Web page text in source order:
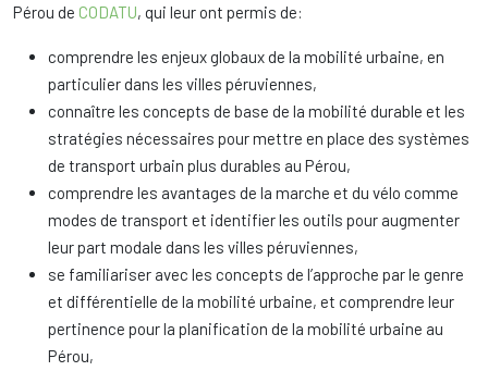
Pérou de CODATU, qui leur ont permis de:
comprendre les enjeux globaux de la mobilité urbaine, en
particulier dans les villes péruviennes,
connaître les concepts de base de la mobilité durable et les
stratégies nécessaires pour mettre en place des systèmes
de transport urbain plus durables au Pérou,
comprendre les avantages de la marche et du vélo comme
modes de transport et identifier les outils pour augmenter
leur part modale dans les villes péruviennes,
se familiariser avec les concepts de l’approche par le genre
et différentielle de la mobilité urbaine, et comprendre leur
pertinence pour la planification de la mobilité urbaine au
Pérou,